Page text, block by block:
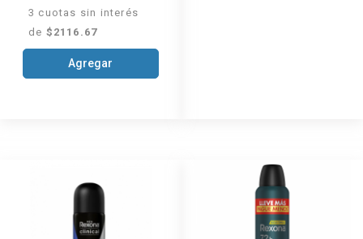
3 cuotas sin interés
de $2116.67
Agregar